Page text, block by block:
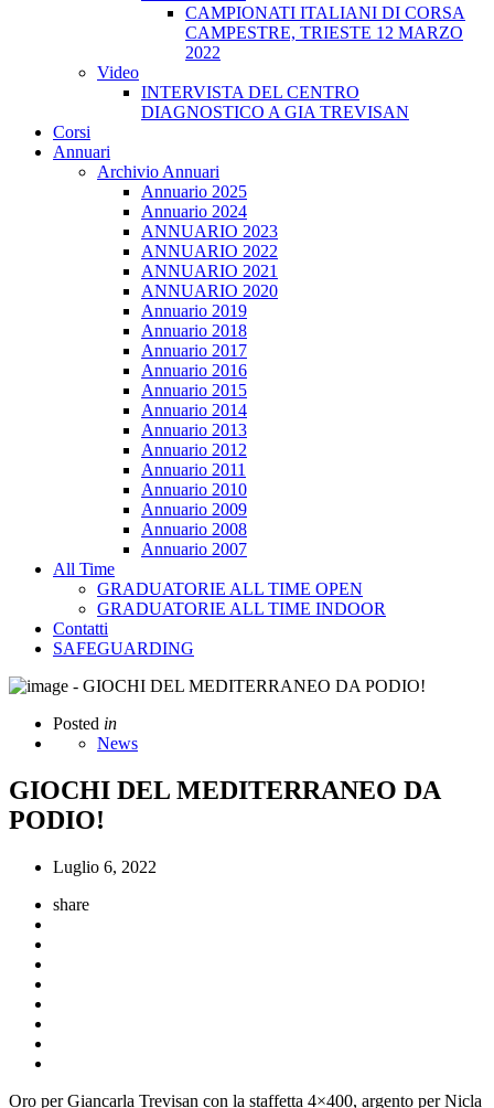
CAMPIONATI ITALIANI DI CORSA
CAMPESTRE, TRIESTE 12 MARZO
2022
Video
INTERVISTA DEL CENTRO
DIAGNOSTICO A GIA TREVISAN
Corsi
Annuari
Archivio Annuari
Annuario 2025
Annuario 2024
ANNUARIO 2023
ANNUARIO 2022
ANNUARIO 2021
ANNUARIO 2020
Annuario 2019
Annuario 2018
Annuario 2017
Annuario 2016
Annuario 2015
Annuario 2014
Annuario 2013
Annuario 2012
Annuario 2011
Annuario 2010
Annuario 2009
Annuario 2008
Annuario 2007
All Time
GRADUATORIE ALL TIME OPEN
GRADUATORIE ALL TIME INDOOR
Contatti
SAFEGUARDING
Posted in
News
GIOCHI DEL MEDITERRANEO DA
PODIO!
Luglio 6, 2022
share
Oro per Giancarla Trevisan con la staffetta 4×400, argento per Nicla